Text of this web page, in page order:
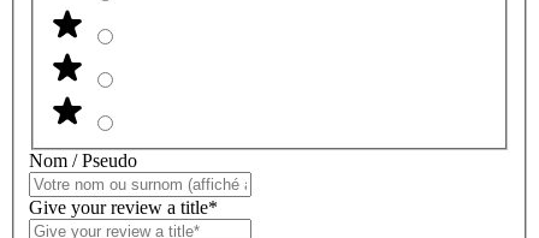
Nom / Pseudo
Give your review a title*